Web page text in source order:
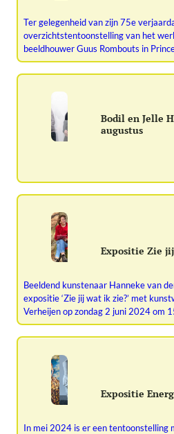
Ter gelegenheid van zijn 75e
overzichtstentoonstelling van het
beeldhouwer Guus Rombouts in
Bodil en Jelle
augustus
Expositie Zie
Beeldend kunstenaar Hanneke van
expositie ‘Zie jij wat ik zie?’ met
Verheijen op zondag 2 juni 2024 om
Expositie
In mei 2024 is er een tentoonstelling